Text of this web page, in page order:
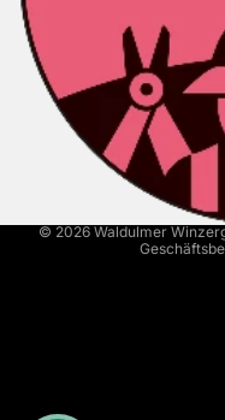
© 2026Waldulmer
Kontaktinformationen
Versand
AGB
Widerrufsrecht
Datenschutzerklärung